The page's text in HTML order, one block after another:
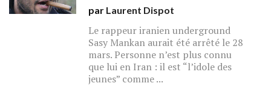
par Laurent Dispot
Le rappeur iranien underground
Sasy Mankan aurait été arrêté le 28
mars. Personne n’est plus connu
que lui en Iran : il est “l’idole des
jeunes” comme ...